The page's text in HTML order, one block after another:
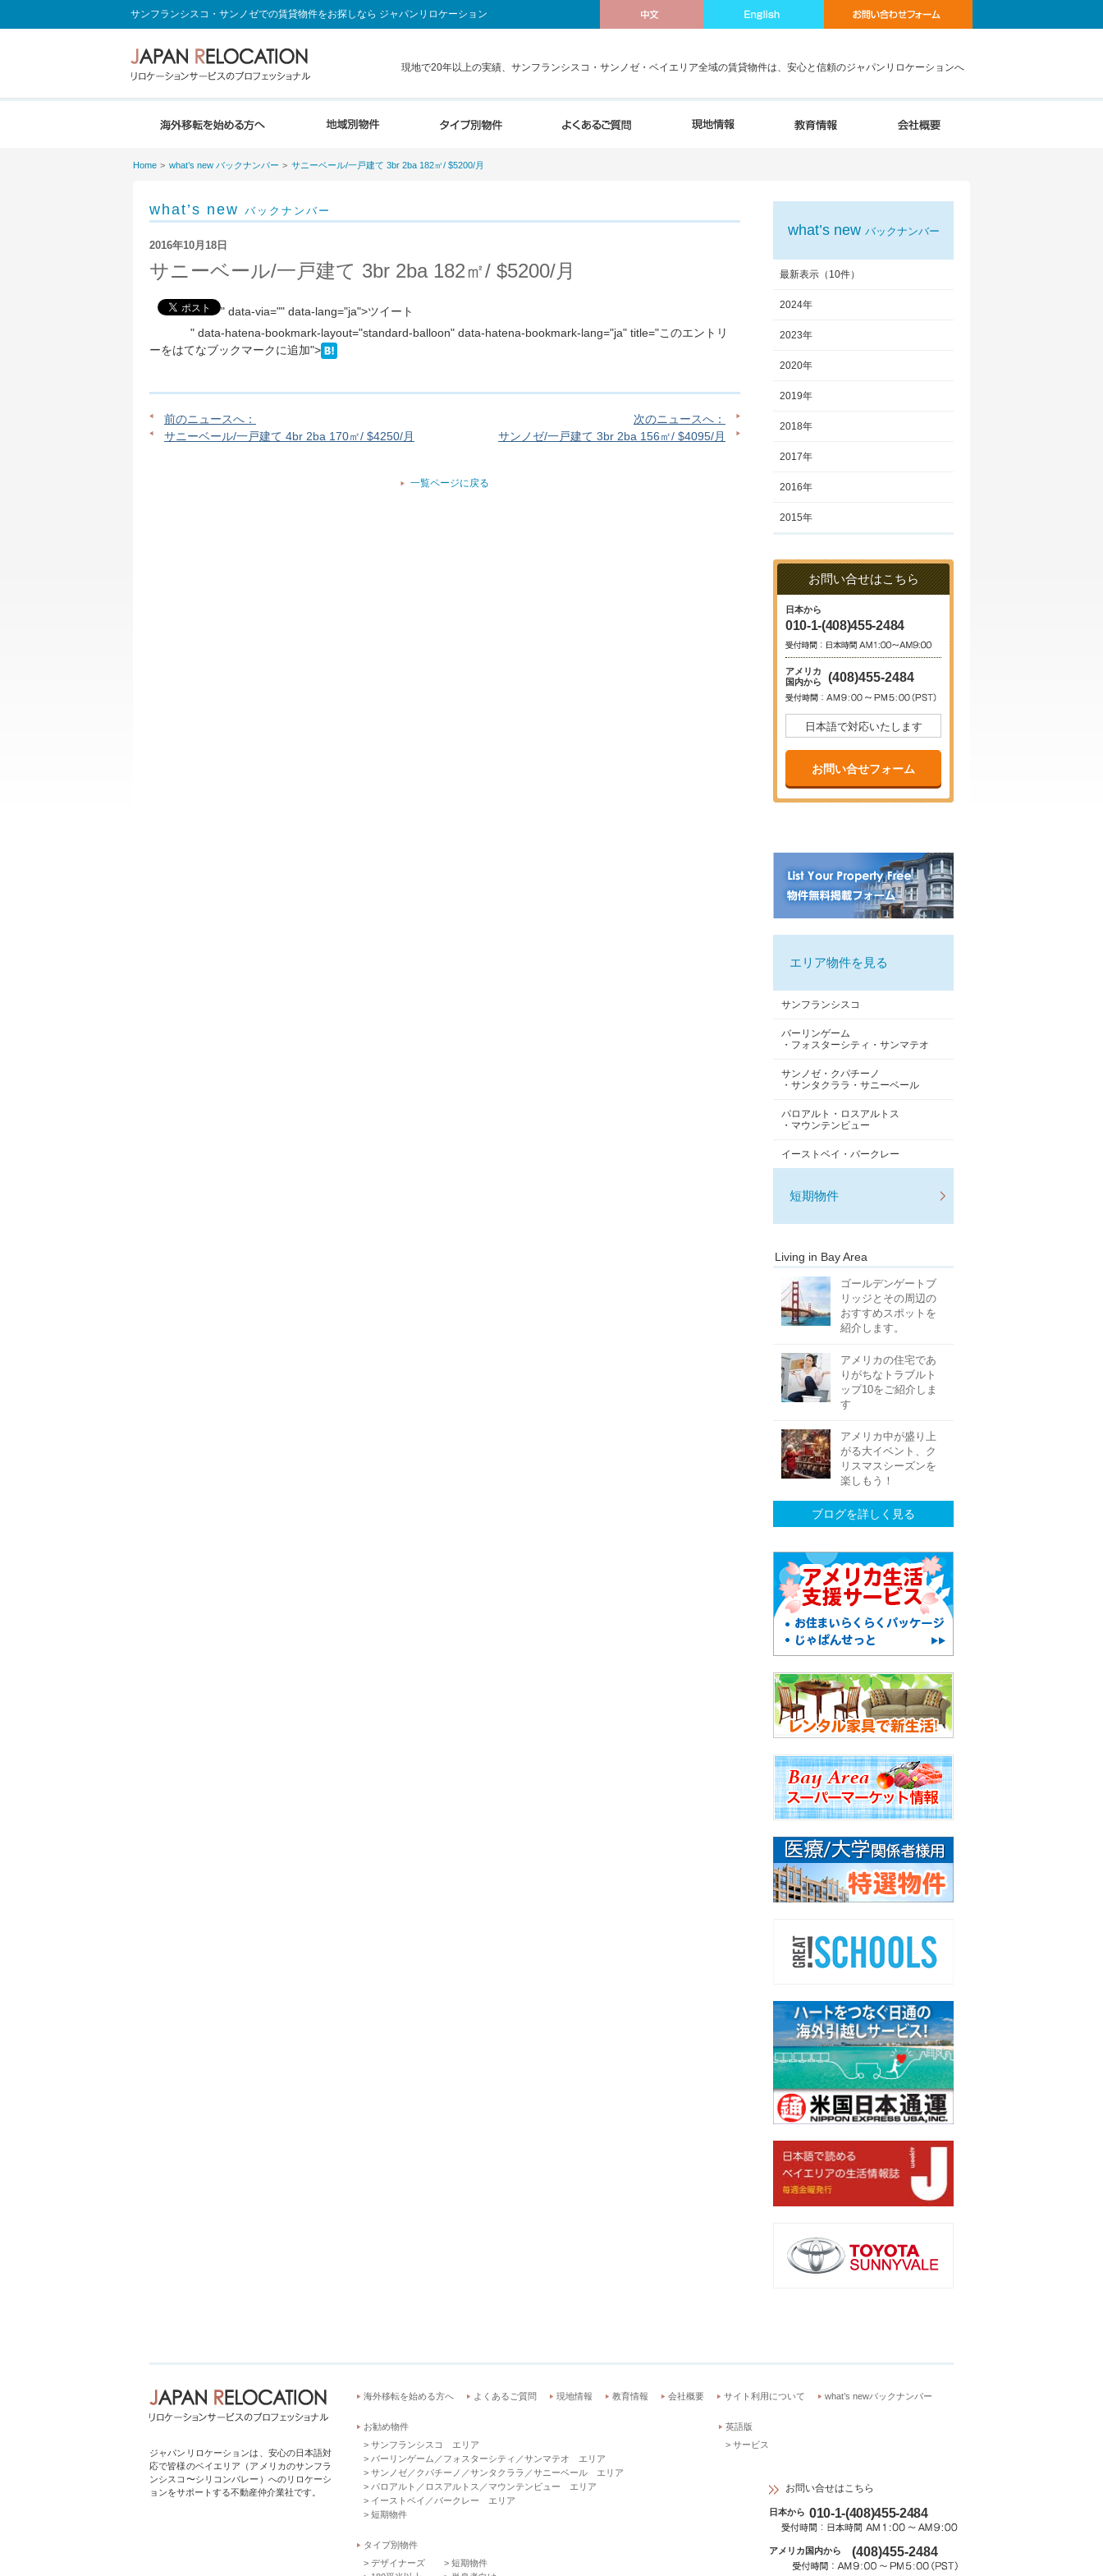
サンフランシスコ・サンノゼでの賃貸物件をお探しなら ジャパンリロケーション
現地で20年以上の実績、サンフランシスコ・サンノゼ・ベイエリア全域の賃貸物件は、安心と信頼のジャパンリロケーションへ
Home what’s new バックナンバー サニーベール/一戸建て 3br 2ba 182㎡/ $5200/月
what’s new バックナンバー
2016年10月18日
サニーベール/一戸建て 3br 2ba 182㎡/ $5200/月
" data-via="" data-lang="ja">ツイート
" data-hatena-bookmark-layout="standard-balloon" data-hatena-bookmark-lang="ja" title="このエントリ
ーをはてなブックマークに追加">
前のニュースへ：
サニーベール/一戸建て 4br 2ba 170㎡/ $4250/月
次のニュースへ：
サンノゼ/一戸建て 3br 2ba 156㎡/ $4095/月
一覧ページに戻る
what’s new バックナンバー
最新表示（10件）
2024年
2023年
2020年
2019年
2018年
2017年
2016年
2015年
お問い合せはこちら
日本から
010-1-(408)455-2484
アメリカ
国内から
(408)455-2484
日本語で対応いたします
お問い合せフォーム
エリア物件を見る
サンフランシスコ
バーリンゲーム
・フォスターシティ・サンマテオ
サンノゼ・クパチーノ
・サンタクララ・サニーベール
パロアルト・ロスアルトス
・マウンテンビュー
イーストベイ・バークレー
短期物件
Living in Bay Area
ゴールデンゲートブ
リッジとその周辺の
おすすめスポットを
紹介します。
アメリカの住宅であ
りがちなトラブルト
ップ10をご紹介しま
す
アメリカ中が盛り上
がる大イベント、ク
リスマスシーズンを
楽しもう！
ブログを詳しく見る
ジャパンリロケーションは、安心の日本語対
応で皆様のベイエリア（アメリカのサンフラ
ンシスコ〜シリコンバレー）へのリロケーシ
ョンをサポートする不動産仲介業社です。
海外移転を始める方へ よくあるご質問 現地情報 教育情報 会社概要 サイト利用について what’s newバックナンバー
お勧め物件
サンフランシスコ エリア
バーリンゲーム／フォスターシティ／サンマテオ エリア
サンノゼ／クパチーノ／サンタクララ／サニーベール エリア
パロアルト／ロスアルトス／マウンテンビュー エリア
イーストベイ／バークレー エリア
短期物件
タイプ別物件
デザイナーズ
短期物件
英語版
サービス
お問い合せはこちら
日本から 010-1-(408)455-2484
アメリカ国内から (408)455-2484